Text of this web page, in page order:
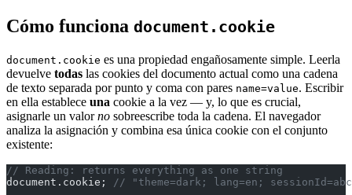
Cómo funciona document.cookie
document.cookie es una propiedad engañosamente simple. Leerla
devuelve todas las cookies del documento actual como una cadena
de texto separada por punto y coma con pares name=value. Escribir
en ella establece una cookie a la vez — y, lo que es crucial,
asignarle un valorno sobreescribe toda la cadena. El navegador
analiza la asignación y combina esa única cookie con el conjunto
existente:
// Reading: returns everything as one string
document.cookie;
// "theme=dark; lang=en;